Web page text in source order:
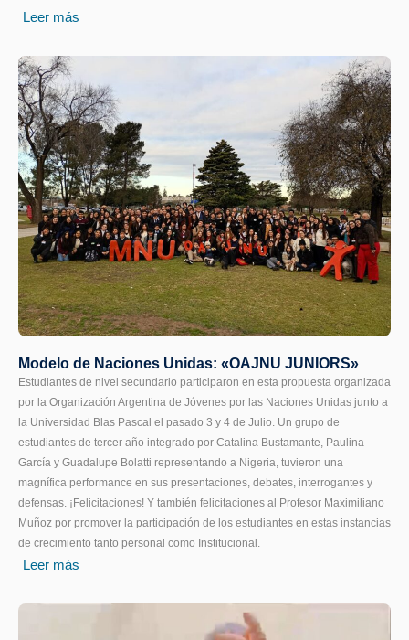
Leer más
Modelo de Naciones Unidas: «OAJNU JUNIORS»
Estudiantes de nivel secundario participaron en esta propuesta organizada
por la Organización Argentina de Jóvenes por las Naciones Unidas junto a
la Universidad Blas Pascal el pasado 3 y 4 de Julio. Un grupo de
estudiantes de tercer año integrado por Catalina Bustamante, Paulina
García y Guadalupe Bolatti representando a Nigeria, tuvieron una
magnífica performance en sus presentaciones, debates, interrogantes y
defensas. ¡Felicitaciones! Y también felicitaciones al Profesor Maximiliano
Muñoz por promover la participación de los estudiantes en estas instancias
de crecimiento tanto personal como Institucional.
Leer más